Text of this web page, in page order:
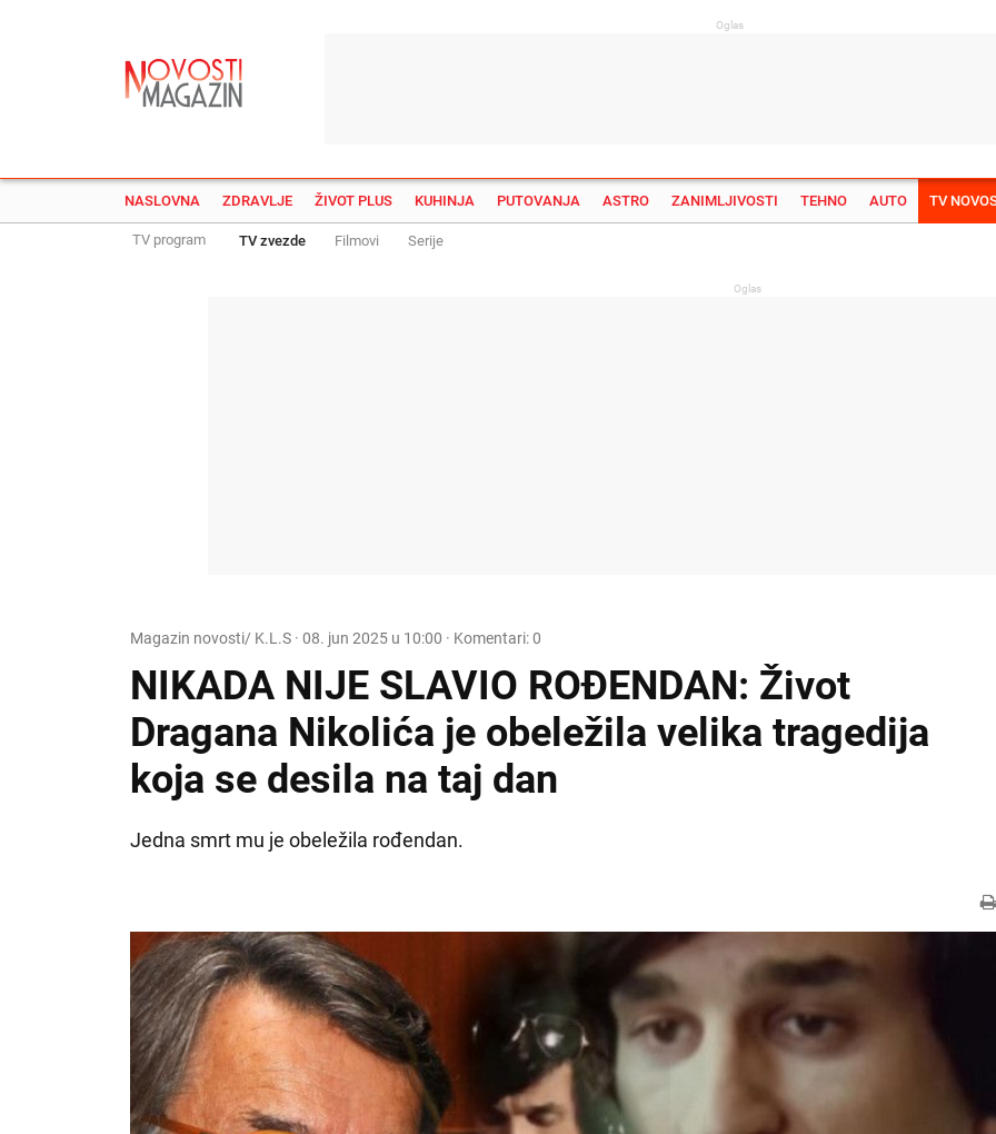
Oglas
NASLOVNA ZDRAVLJE ŽIVOT PLUS KUHINJA PUTOVANJA ASTRO ZANIMLJIVOSTI TEHNO AUTO TV
TV program TV zvezde Filmovi Serije
Oglas
Magazin novosti/ K.L.S · 08. jun 2025 u 10:00 · Komentari: 0
NIKADA NIJE SLAVIO ROĐENDAN: Život
Dragana Nikolića je obeležila velika tragedija
koja se desila na taj dan
Jedna smrt mu je obeležila rođendan.